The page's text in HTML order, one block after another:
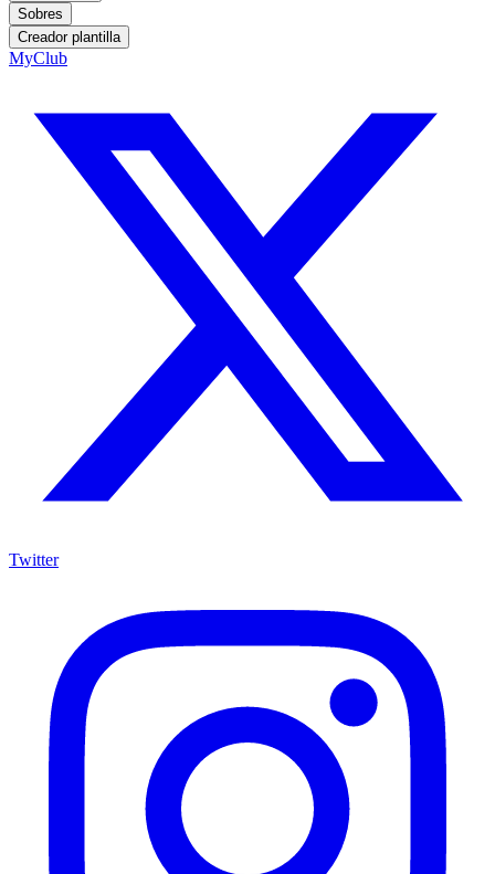
Sobres
Creador plantilla
MyClub
Twitter